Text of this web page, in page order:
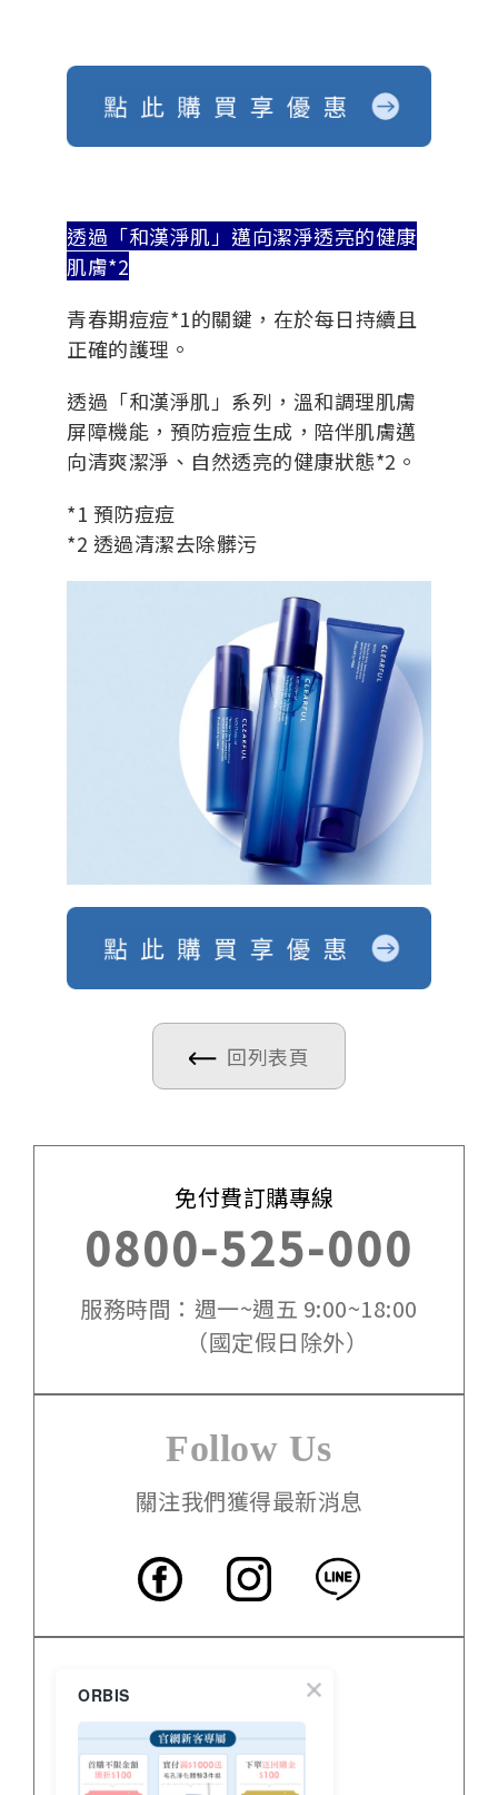
透過「和漢淨肌」邁向潔淨透亮的健康
肌膚*2
青春期痘痘*1的關鍵，在於每日持續且
正確的護理。
透過「和漢淨肌」系列，溫和調理肌膚
屏障機能，預防痘痘生成，陪伴肌膚邁
向清爽潔淨、自然透亮的健康狀態*2。
*1 預防痘痘
*2 透過清潔去除髒污
回列表頁
免付費訂購專線
0800-525-000
服務時間：週一~週五 9:00~18:00
（國定假日除外）
Follow Us
關注我們獲得最新消息
門市資訊
關於 ORBIS
ORBIS